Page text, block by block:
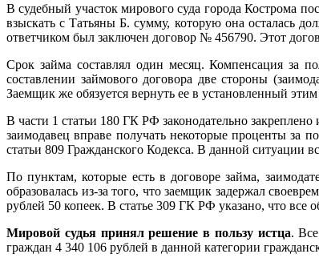
В судебный участок мирового суда города Кострома
взыскать с Татьяны Б. сумму, которую она осталась
ответчиком был заключен договор № 456790. Этот
Срок займа составлял один месяц. Компенсация за
составлении займового договора две стороны
Заемщик же обязуется вернуть ее в установленный
В части 1 статьи 180 ГК РФ законодательно
заимодавец вправе получать некоторые проценты за
статьи 809 Гражданского Кодекса. В данной ситуации
По пунктам, которые есть в договоре займа,
образовалась из-за того, что заемщик задержал
рублей 50 копеек. В статье 309 ГК РФ указано, что
Мировой судья принял решение в пользу истца.
граждан 4 340 106 рублей в данной категории